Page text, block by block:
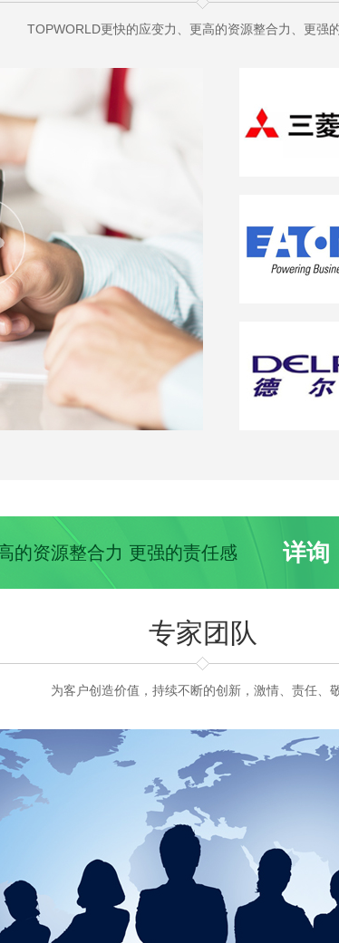
TOPWORLD更快的应变力、更高的资源整合力、更强
的资源整合力 更强的责任感 详询
专家团队
为客户创造价值，持续不断的创新，激情、责任、